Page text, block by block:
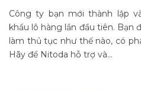
Công ty bạn mới thành lập
khẩu lô hàng lần đầu tiên. Bạn
làm thủ tục như thế nào, có
Hãy để Nitoda hỗ trợ và...